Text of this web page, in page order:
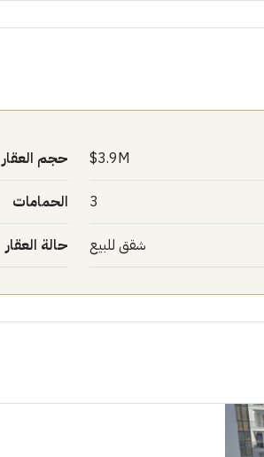
3.9M$ حجم العقار
3 الحمامات
شقق للبيع حالة العقار